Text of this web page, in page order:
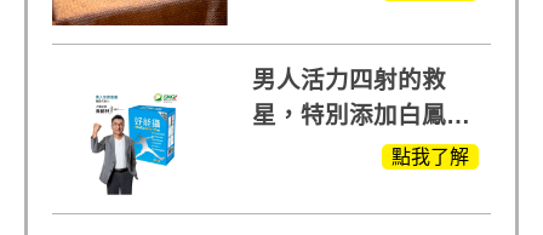
男人活力四射的救
星，特別添加白鳳豆
萃取 五色瑪卡點我了解